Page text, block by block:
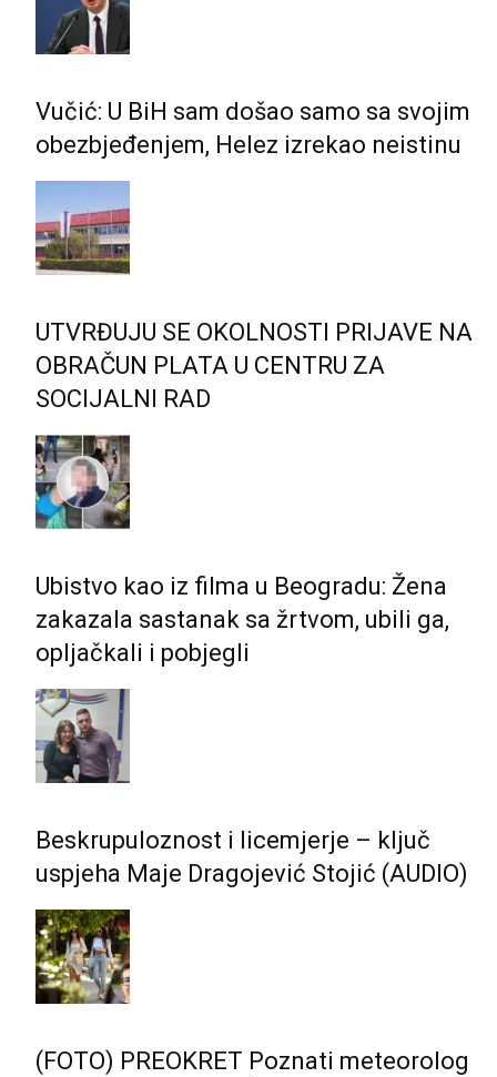
Vučić: U BiH sam došao samo sa svojim
obezbjeđenjem, Helez izrekao neistinu
UTVRĐUJU SE OKOLNOSTI PRIJAVE NA
OBRAČUN PLATA U CENTRU ZA
SOCIJALNI RAD
Ubistvo kao iz filma u Beogradu: Žena
zakazala sastanak sa žrtvom, ubili ga,
opljačkali i pobjegli
Beskrupuloznost i licemjerje – ključ
uspjeha Maje Dragojević Stojić (AUDIO)
(FOTO) PREOKRET Poznati meteorolog